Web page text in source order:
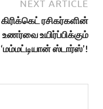
NEXT ARTICLE
கிரிக்கெட் ரசிகர்களின்
உணர்வை உயிர்ப்பிக்கும்
‘மம்மட்டியான் ஸ்டார்ஸ்’!